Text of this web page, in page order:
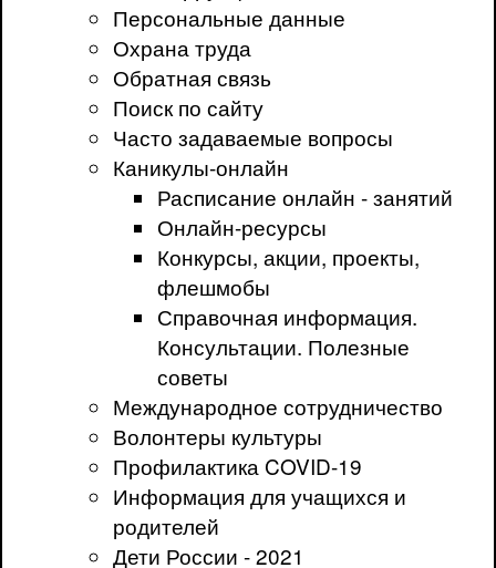
Персональные данные
Охрана труда
Обратная связь
Поиск по сайту
Часто задаваемые вопросы
Каникулы-онлайн
Расписание онлайн - занятий
Онлайн-ресурсы
Конкурсы, акции, проекты,
флешмобы
Справочная информация.
Консультации. Полезные
советы
Международное сотрудничество
Волонтеры культуры
Профилактика COVID-19
Информация для учащихся и
родителей
Дети России - 2021